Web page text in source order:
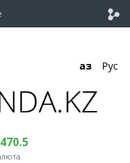
Қаз Рус
470.5470.5